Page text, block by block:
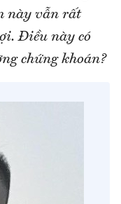
này vẫn rất
Điều này có
chứng khoán?